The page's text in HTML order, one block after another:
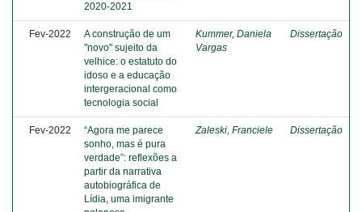
2020-2021
Fev-2022
A construção de um
"novo" sujeito da
velhice: o estatuto do
idoso e a educação
intergeracional como
tecnologia social
Kummer, Daniela
Vargas
Dissertação
Fev-2022
“Agora me parece
sonho, mas é pura
verdade”: reflexões a
partir da narrativa
autobiográfica de
Lídia, uma imigrante
Zaleski, Franciele Dissertação